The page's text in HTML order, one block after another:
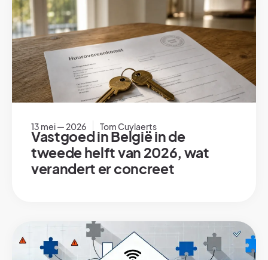
13 mei — 2026 Tom Cuylaerts
Vastgoed in België in de
tweede helft van 2026, wat
verandert er concreet